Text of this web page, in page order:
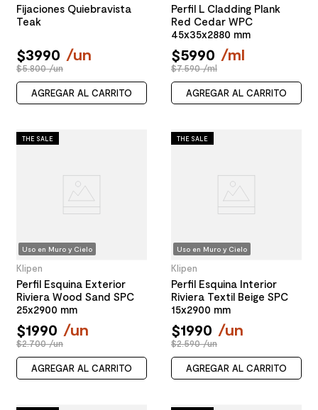
Fijaciones Quiebravista
Teak
$3990 /un
$5.800 /un
AGREGAR AL CARRITO
Perfil L Cladding Plank
Red Cedar WPC
45x35x2880 mm
$5990 /ml
$7.590 /ml
AGREGAR AL CARRITO
THE SALE
Uso en Muro y Cielo
Klipen
Perfil Esquina Exterior
Riviera Wood Sand SPC
25x2900 mm
$1990 /un
$2.700 /un
AGREGAR AL CARRITO
THE SALE
Uso en Muro y Cielo
Klipen
Perfil Esquina Interior
Riviera Textil Beige SPC
15x2900 mm
$1990 /un
$2.590 /un
AGREGAR AL CARRITO